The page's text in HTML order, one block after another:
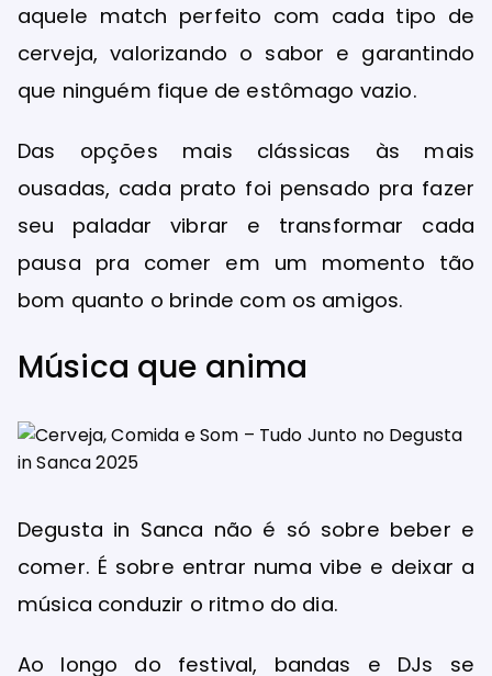
aquele match perfeito com cada tipo de
cerveja, valorizando o sabor e garantindo
que ninguém fique de estômago vazio.
Das opções mais clássicas às mais
ousadas, cada prato foi pensado pra fazer
seu paladar vibrar e transformar cada
pausa pra comer em um momento tão
bom quanto o brinde com os amigos.
Música que anima
Degusta in Sanca não é só sobre beber e
comer. É sobre entrar numa vibe e deixar a
música conduzir o ritmo do dia.
Ao longo do festival, bandas e DJs se